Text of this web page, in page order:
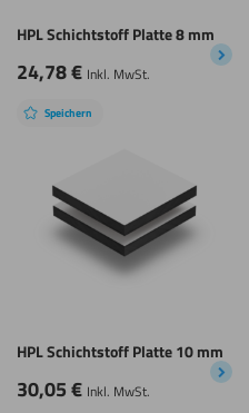
HPL Schichtstoff Platte 8 mm
24,78€ Inkl. MwSt.
Speichern
HPL Schichtstoff Platte 10 mm
30,05€ Inkl. MwSt.